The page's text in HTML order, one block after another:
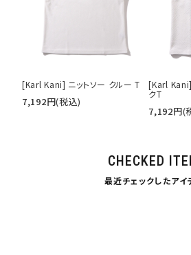
[Karl Kani] ニットソー クルー T
7,192円(税込)
[Karl Kani]
クT
7,192円(
CHECKED
最近チェックしたアイ